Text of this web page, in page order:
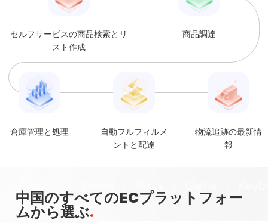
セルフサービスの商品検索とリ
スト作成
商品調達
倉庫管理と処理
自動フルフィルメ
ントと配達
物流追跡の最新情
報
中国のすべてのECプラットフォー
ムから選ぶ